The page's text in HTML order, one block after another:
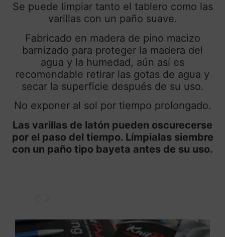
Se puede limpiar tanto el tablero como las
varillas con un paño suave.
Fabricado en madera de pino macizo
barnizado para proteger la madera del
agua y la humedad, aún así es
recomendable retirar las gotas de agua y
secar la superficie después de su uso.
No exponer al sol por tiempo prolongado.
Las varillas de latón pueden oscurecerse
por el paso del tiempo. Límpialas siembre
con un paño tipo bayeta antes de su uso.